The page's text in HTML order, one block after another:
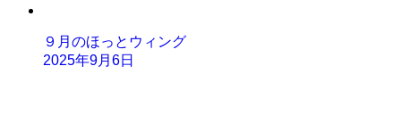
９月のほっとウィング
2025年9月6日